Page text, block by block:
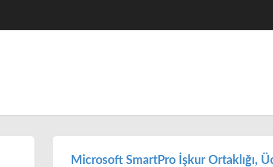
Microsoft SmartPro İşkur Ortaklığı,